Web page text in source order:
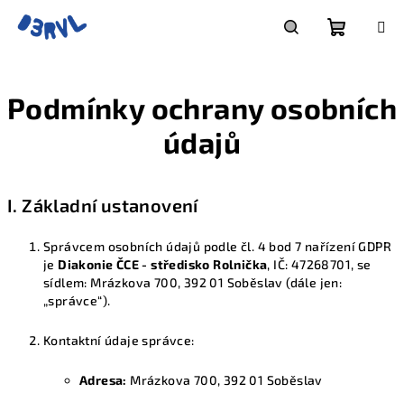
košík
Podmínky ochrany osobních
údajů
I. Základní ustanovení
Správcem osobních údajů podle čl. 4 bod 7 nařízení GDPR
je Diakonie ČCE - středisko Rolnička, IČ: 47268701, se
sídlem: Mrázkova 700, 392 01 Soběslav (dále jen:
„správce“).
Kontaktní údaje správce:
Adresa: Mrázkova 700, 392 01 Soběslav